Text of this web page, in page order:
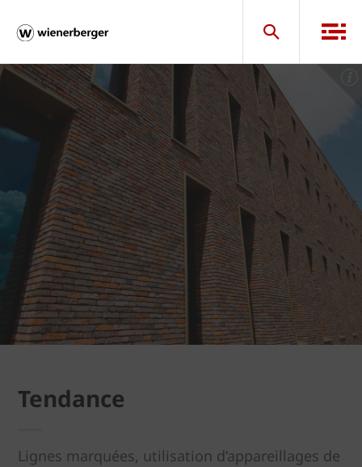
Tendance
Lignes marquées, utilisation d’appareillages de